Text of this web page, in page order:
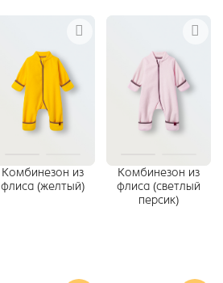
Комбинезон из
флиса (желтый)
Комбинезон из
флиса (светлый
персик)